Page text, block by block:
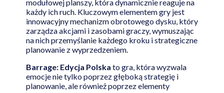
modułowej planszy, która dynamicznie reaguje na
każdy ich ruch. Kluczowym elementem gry jest
innowacyjny mechanizm obrotowego dysku, który
zarządza akcjami i zasobami graczy, wymuszając
na nich przemyślanie każdego kroku i strategiczne
planowanie z wyprzedzeniem.
Barrage: Edycja Polska to gra, która wyzwala
emocje nie tylko poprzez głęboką strategię i
planowanie, ale również poprzez elementy